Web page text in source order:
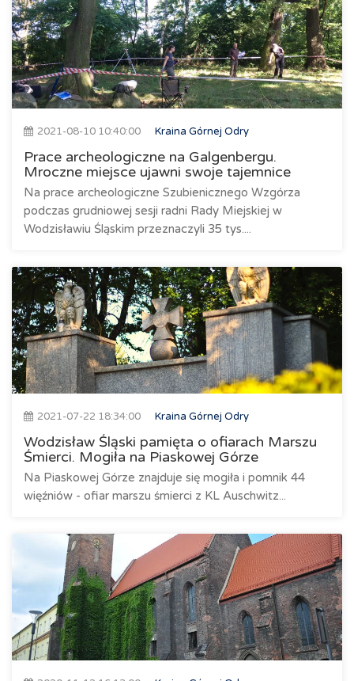
2021-08-10 10:40:00 Kraina Górnej Odry
Prace archeologiczne na Galgenbergu.
Mroczne miejsce ujawni swoje tajemnice
Na prace archeologiczne Szubienicznego Wzgórza
podczas grudniowej sesji radni Rady Miejskiej w
Wodzisławiu Śląskim przeznaczyli 35 tys....
2021-07-22 18:34:00 Kraina Górnej Odry
Wodzisław Śląski pamięta o ofiarach Marszu
Śmierci. Mogiła na Piaskowej Górze
Na Piaskowej Górze znajduje się mogiła i pomnik 44
więźniów - ofiar marszu śmierci z KL Auschwitz...